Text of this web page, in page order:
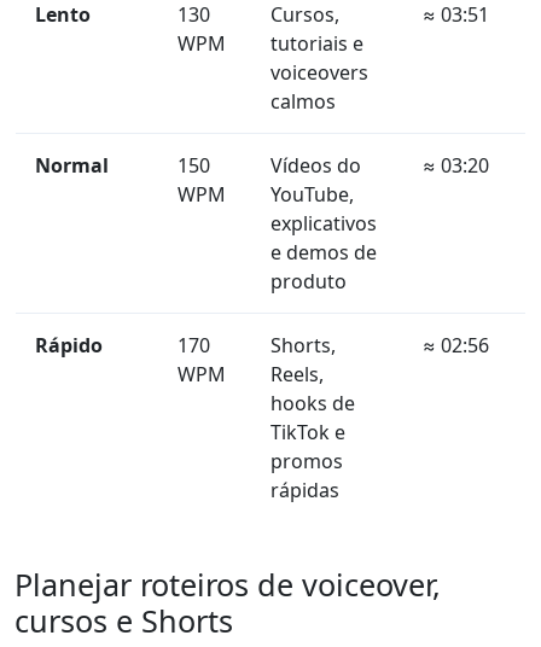
Lento
130
WPM
Cursos,
tutoriais e
voiceovers
calmos
≈ 03:51
Normal
150
WPM
Vídeos do
YouTube,
explicativos
e demos de
produto
≈ 03:20
Rápido
170
WPM
Shorts,
Reels,
hooks de
TikTok e
promos
rápidas
≈ 02:56
Planejar roteiros de voiceover,
cursos e Shorts